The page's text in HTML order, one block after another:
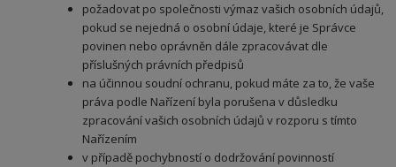
požadovat po společnosti výmaz vašich osobních údajů,
pokud se nejedná o osobní údaje, které je Správce
povinen nebo oprávněn dále zpracovávat dle
příslušných právních předpisů
na účinnou soudní ochranu, pokud máte za to, že vaše
práva podle Nařízení byla porušena v důsledku
zpracování vašich osobních údajů v rozporu s tímto
Nařízením
v případě pochybností o dodržování povinností